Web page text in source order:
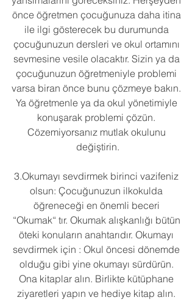
önce öğretmen çocuğunuza daha itina
ile ilgi gösterecek bu durumunda
çocuğunuzun dersleri ve okul ortamını
sevmesine vesile olacaktır. Sizin ya da
çocuğunuzun öğretmeniyle problemi
varsa biran önce bunu çözmeye bakın.
Ya öğretmenle ya da okul yönetimiyle
konuşarak problemi çözün.
Cözemiyorsanız mutlak okulunu
değiştirin.
3.Okumayı sevdirmek birinci vazifeniz
olsun: Çocuğunuzun ilkokulda
öğreneceği en önemli beceri
“Okumak“ tır. Okumak alışkanlığı bütün
öteki konuların anahtarıdır. Okumayı
sevdirmek için : Okul öncesi dönemde
olduğu gibi yine okumayı sürdürün.
Ona kitaplar alın. Birlikte kütüphane
ziyaretleri yapın ve hediye kitap alın.